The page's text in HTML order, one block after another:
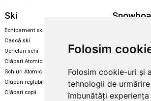
Folosim
Folosim cookie-uri și
tehnologii de
îmbunătăți
Ski
Echipament ski
Cască ski
Ochelari schi
Clăpari Atomic
Schiuri Atomic
Clăpari reglabili
Clăpari copii
Legături Rome
Skate &
Santa Cruz
Enuff